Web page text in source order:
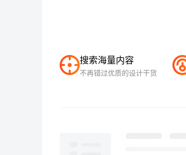
搜索海量内容
不再错过优质的设计干货